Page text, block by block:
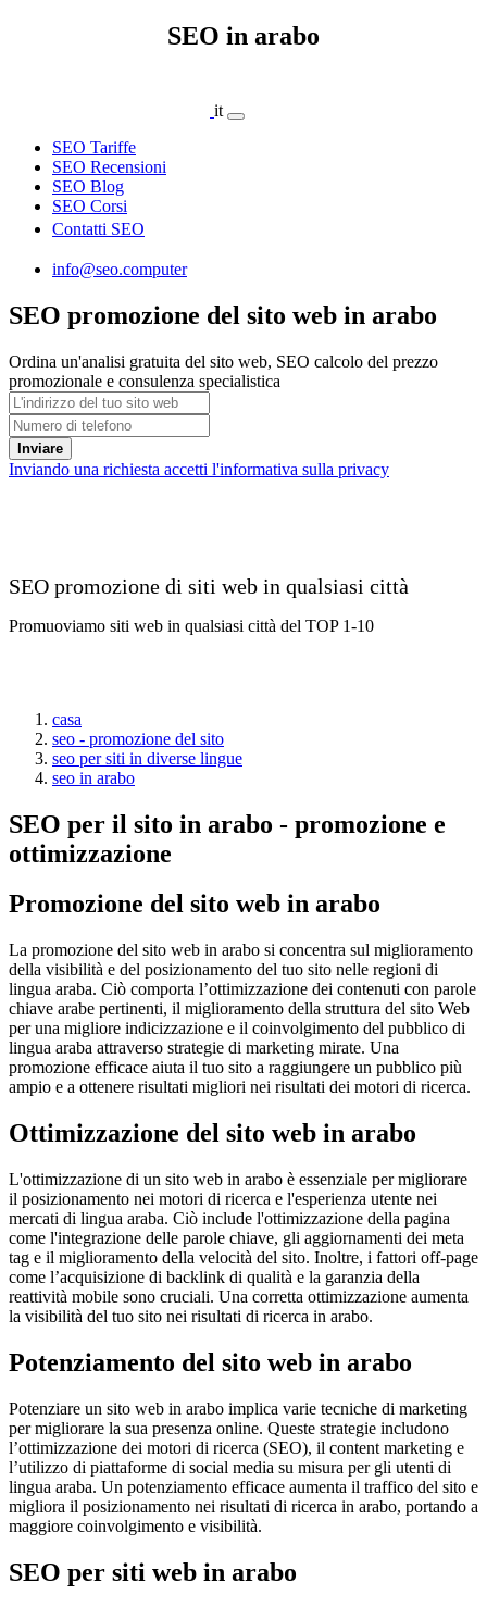
SEO in arabo
it
SEO Tariffe
SEO Recensioni
SEO Blog
SEO Corsi
Contatti SEO
info@seo.computer
SEO promozione del sito web in arabo
Ordina un'analisi gratuita del sito web, SEO calcolo del prezzo
promozionale e consulenza specialistica
Inviare
Inviando una richiesta accetti l'informativa sulla privacy
SEO promozione di siti web in qualsiasi città
Promuoviamo siti web in qualsiasi città del TOP 1-10
casa
seo - promozione del sito
seo per siti in diverse lingue
seo in arabo
SEO per il sito in arabo - promozione e
ottimizzazione
Promozione del sito web in arabo
La promozione del sito web in arabo si concentra sul miglioramento
della visibilità e del posizionamento del tuo sito nelle regioni di
lingua araba. Ciò comporta l’ottimizzazione dei contenuti con parole
chiave arabe pertinenti, il miglioramento della struttura del sito Web
per una migliore indicizzazione e il coinvolgimento del pubblico di
lingua araba attraverso strategie di marketing mirate. Una
promozione efficace aiuta il tuo sito a raggiungere un pubblico più
ampio e a ottenere risultati migliori nei risultati dei motori di ricerca.
Ottimizzazione del sito web in arabo
L'ottimizzazione di un sito web in arabo è essenziale per migliorare
il posizionamento nei motori di ricerca e l'esperienza utente nei
mercati di lingua araba. Ciò include l'ottimizzazione della pagina
come l'integrazione delle parole chiave, gli aggiornamenti dei meta
tag e il miglioramento della velocità del sito. Inoltre, i fattori off-page
come l’acquisizione di backlink di qualità e la garanzia della
reattività mobile sono cruciali. Una corretta ottimizzazione aumenta
la visibilità del tuo sito nei risultati di ricerca in arabo.
Potenziamento del sito web in arabo
Potenziare un sito web in arabo implica varie tecniche di marketing
per migliorare la sua presenza online. Queste strategie includono
l’ottimizzazione dei motori di ricerca (SEO), il content marketing e
l’utilizzo di piattaforme di social media su misura per gli utenti di
lingua araba. Un potenziamento efficace aumenta il traffico del sito e
migliora il posizionamento nei risultati di ricerca in arabo, portando a
maggiore coinvolgimento e visibilità.
SEO per siti web in arabo